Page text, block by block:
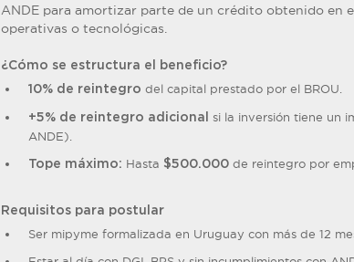
ANDE para amortizar parte de un crédito obtenido en
operativas o tecnológicas.
¿Cómo se estructura el beneficio?
10% de reintegro del capital prestado por el BROU.
+5% de reintegro adicional
si la inversión tiene un
ANDE).
Tope máximo: Hasta $500.000 de reintegro por
Requisitos para postular
Ser mipyme formalizada en Uruguay con más de 12